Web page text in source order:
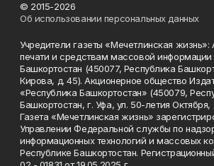
© 2015-2026
Об использовании персональных данных
Учредители газеты «Мечетлинская жизнь»:
печати и средствам массовой информации
Башкортостан (450077, Республика
Кирова, д. 45). Акционерное общество
«Республика Башкортостан» (450079,
Башкортостан, г. Уфа, ул. 50-летия Октября,
Газета «Мечетлинская жизнь»
Управлении Федеральной службы по
информационных технологий и массовых
Республике Башкортостан.